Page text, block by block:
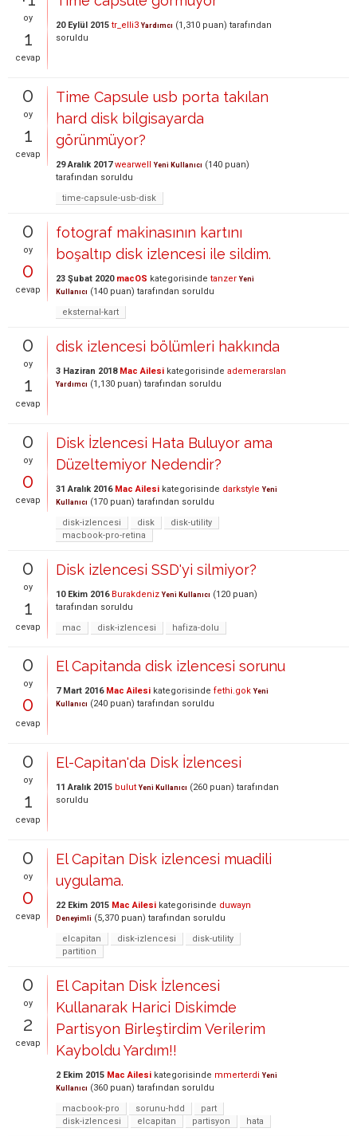
oy
1
cevap
20 Eylül 2015 tr_elli3 Yardımcı (1,310 puan) tarafından
soruldu
0
oy
1
cevap
Time Capsule usb porta takılan
hard disk bilgisayarda
görünmüyor?
29 Aralık 2017 wearwell Yeni Kullanıcı (140 puan)
tarafından soruldu
time-capsule-usb-disk
0
oy
0
cevap
fotograf makinasının kartını
boşaltıp disk izlencesi ile sildim.
23 Şubat 2020 macOS kategorisinde tanzer Yeni
Kullanıcı (140 puan) tarafından soruldu
eksternal-kart
0
oy
1
cevap
disk izlencesi bölümleri hakkında
3 Haziran 2018 Mac Ailesi kategorisinde ademerarslan
Yardımcı (1,130 puan) tarafından soruldu
0
oy
0
cevap
Disk İzlencesi Hata Buluyor ama
Düzeltemiyor Nedendir?
31 Aralık 2016 Mac Ailesi kategorisinde darkstyle Yeni
Kullanıcı (170 puan) tarafından soruldu
disk-izlencesi
disk
disk-utility
macbook-pro-retina
0
oy
1
cevap
Disk izlencesi SSD'yi silmiyor?
10 Ekim 2016 Burakdeniz Yeni Kullanıcı (120 puan)
tarafından soruldu
mac
disk-izlencesi hafiza-dolu
0
oy
0
cevap
El Capitanda disk izlencesi sorunu
7 Mart 2016 Mac Ailesi kategorisinde fethi.gok Yeni
Kullanıcı (240 puan) tarafından soruldu
0
oy
1
cevap
El-Capitan'da Disk İzlencesi
11 Aralık 2015 bulut Yeni Kullanıcı (260 puan) tarafından
soruldu
0
oy
0
cevap
El Capitan Disk izlencesi muadili
uygulama.
22 Ekim 2015 Mac Ailesi kategorisinde duwayn
Deneyimli (5,370 puan) tarafından soruldu
elcapitan
disk-izlencesi
disk-utility
partition
0
oy
2
cevap
El Capitan Disk İzlencesi
Kullanarak Harici Diskimde
Partisyon Birleştirdim Verilerim
Kayboldu Yardım!!
2 Ekim 2015 Mac Ailesi kategorisinde mmerterdi Yeni
Kullanıcı (360 puan) tarafından soruldu
macbook-pro
sorunu-hdd
part
disk-izlencesi
elcapitan partisyon hata